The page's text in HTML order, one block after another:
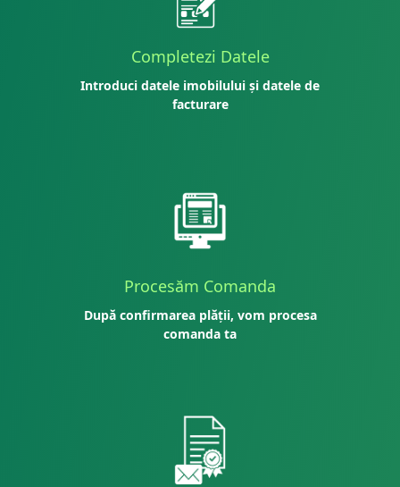
Completezi Datele
Introduci datele imobilului și datele de
facturare
Procesăm Comanda
După confirmarea plății, vom procesa
comanda ta